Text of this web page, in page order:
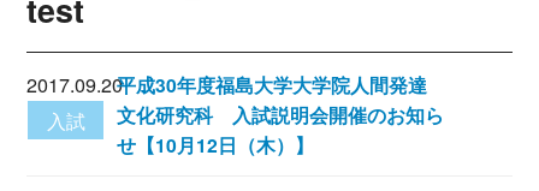
test
2017.09.20
入試
平成30年度福島大学大学院人間発達
文化研究科 入試説明会開催のお知ら
せ【10月12日（木）】